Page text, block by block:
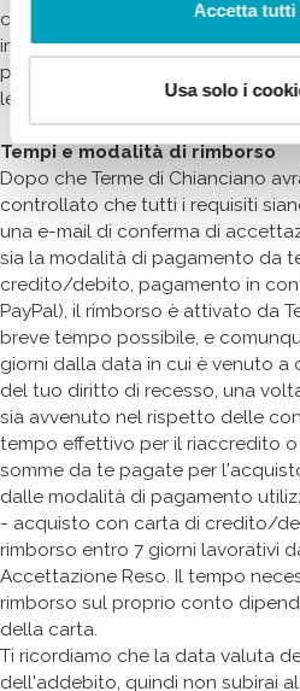
Accetta tutti
Usa solo i
corrispondente al prezzo
inoltre, contattato se il tuo reso
perché non conforme alle
lettere b), c) e d) del precedente
Tempi e modalità di rimborso
Dopo che Terme di Chianciano
controllato che tutti i requisiti
una e-mail di conferma di
sia la modalità di pagamento da
credito/debito, pagamento in
PayPal), il rimborso è attivato da
breve tempo possibile, e
giorni dalla data in cui è venuto a
del tuo diritto di recesso, una
sia avvenuto nel rispetto delle
tempo effettivo per il riaccredito
somme da te pagate per
dalle modalità di pagamento
- acquisto con carta di credito/
rimborso entro 7 giorni lavorativi
Accettazione Reso. Il tempo
rimborso sul proprio conto
della carta.
Ti ricordiamo che la data valuta
dell'addebito, quindi non subirai